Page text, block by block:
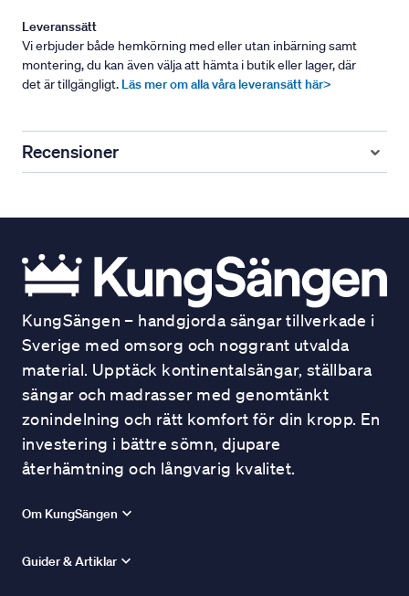
Leveranssätt
Vi erbjuder både hemkörning med eller utan inbärning samt
montering, du kan även välja att hämta i butik eller lager, där
det är tillgängligt. Läs mer om alla våra leveransätt här>
Recensioner
KungSängen – handgjorda sängar tillverkade i
Sverige med omsorg och noggrant utvalda
material. Upptäck kontinentalsängar, ställbara
sängar och madrasser med genomtänkt
zonindelning och rätt komfort för din kropp. En
investering i bättre sömn, djupare
återhämtning och långvarig kvalitet.
Om KungSängen
Guider & Artiklar